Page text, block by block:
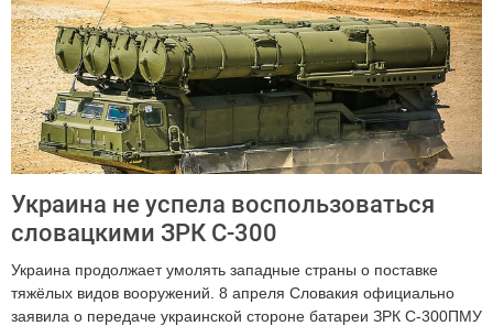
Украина не успела воспользоваться
словацкими ЗРК С-300
Украина продолжает умолять западные страны о поставке
тяжёлых видов вооружений. 8 апреля Словакия официально
заявила о передаче украинской стороне батареи ЗРК С-300ПМУ